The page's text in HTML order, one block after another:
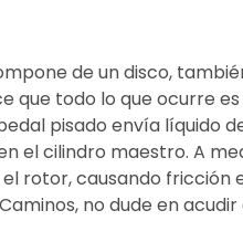
de un disco,
que todo lo que ocurre
pisado envía líquido
el cilindro maestro. A
rotor, causando fricción
no dude en